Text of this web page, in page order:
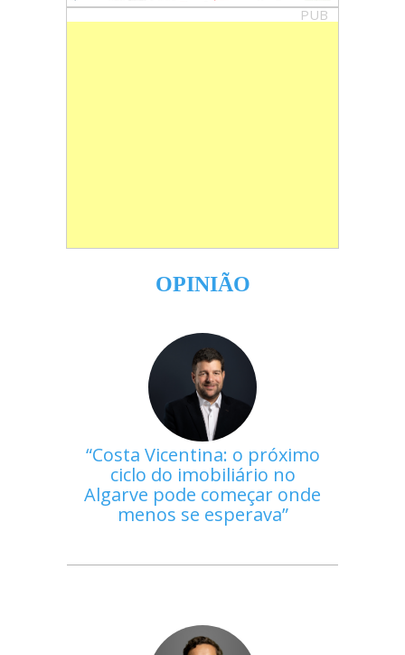
PUB
OPINIÃO
Costa Vicentina: o próximo
ciclo do imobiliário no
Algarve pode começar onde
menos se esperava